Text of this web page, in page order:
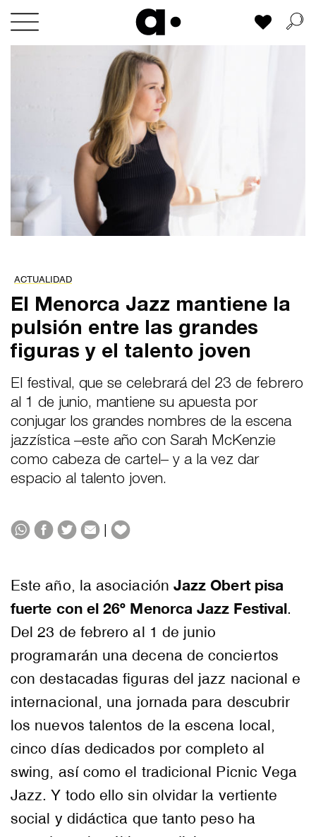
Skip
content
Mi lista
ACTUALIDAD
El Menorca Jazz mantiene la
pulsión entre las grandes
figuras y el talento joven
El festival, que se celebrará del 23 de febrero
al 1 de junio, mantiene su apuesta por
conjugar los grandes nombres de la escena
jazzística –este año con Sarah McKenzie
como cabeza de cartel– y a la vez dar
espacio al talento joven.
|
Este año, la asociación Jazz Obert pisa
fuerte con el 26º Menorca Jazz Festival.
Del 23 de febrero al 1 de junio
programarán una decena de conciertos
con destacadas figuras del jazz nacional e
internacional, una jornada para descubrir
los nuevos talentos de la escena local,
cinco días dedicados por completo al
swing, así como el tradicional Picnic Vega
Jazz. Y todo ello sin olvidar la vertiente
social y didáctica que tanto peso ha